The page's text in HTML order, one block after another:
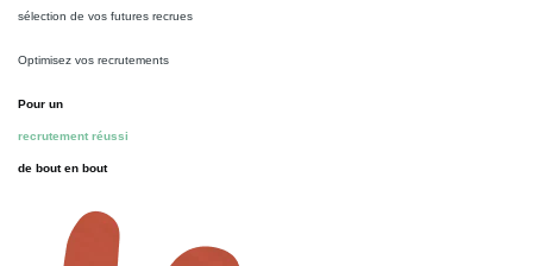
sélection de vos futures recrues
Optimisez vos recrutements
Pour un
recrutement réussi
de bout en bout